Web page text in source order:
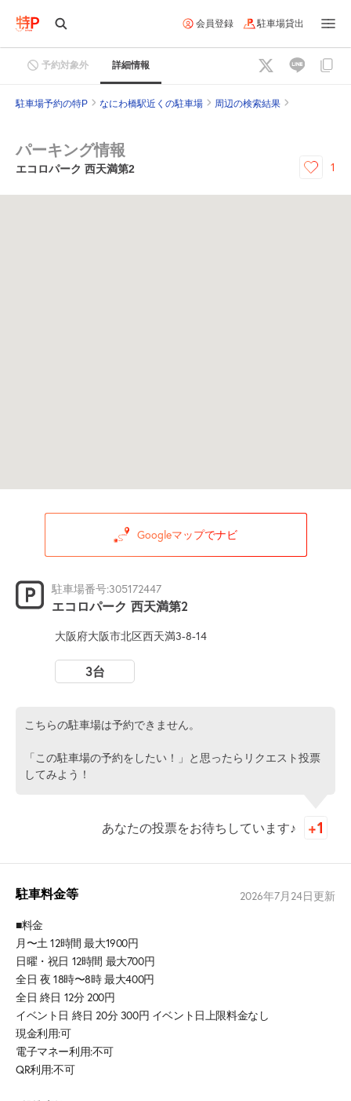
会員登録 駐車場貸出
予約対象外 詳細情報
駐車場予約の特P なにわ橋駅近くの駐車場 周辺の検索結果
パーキング情報
エコロパーク 西天満第2 1
Googleマップでナビ
駐車場番号:305172447
エコロパーク 西天満第2
大阪府大阪市北区西天満3-8-14
3台
こちらの駐車場は予約できません。
「この駐車場の予約をしたい！」と思ったらリクエスト投票
してみよう！
あなたの投票をお待ちしています♪
駐車料金等 2026年7月24日更新
■料金
月〜土 12時間 最大1900円
日曜・祝日 12時間 最大700円
全日 夜 18時〜8時 最大400円
全日 終日 12分 200円
イベント日 終日 20分 300円 イベント日上限料金なし
現金利用:可
電子マネー利用:不可
QR利用:不可